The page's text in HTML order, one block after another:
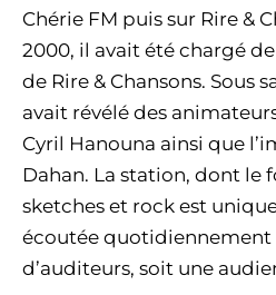
Chérie FM puis sur Rire &
2000, il avait été chargé
de Rire & Chansons. Sous
avait révélé des
Cyril Hanouna ainsi que
Dahan. La station, dont le
sketches et rock est
écoutée quotidiennement
d’auditeurs, soit une